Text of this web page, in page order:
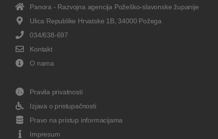
Panora - Razvojna agencija Požeško-slavonske županije
Ulica Republike Hrvatske 1B, 34000 Požega
034/638-697
Kontakt
O nama
Pravila privatnosti
Izjava o pristupačnosti
Pravo na pristup informacijama
Impresum